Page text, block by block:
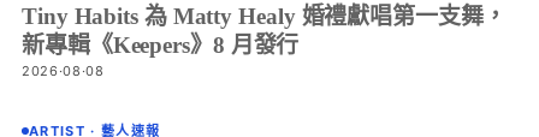
Tiny Habits 為 Matty Healy 婚禮獻唱第一支舞，
新專輯《Keepers》8 月發行
2026·08·08
ARTIST · 藝人速報